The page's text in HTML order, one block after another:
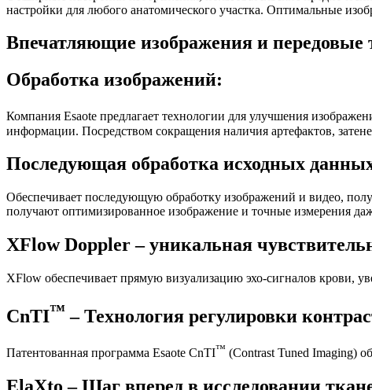
настройки для любого анатомического участка. Оптимальные
Впечатляющие изображения и передовые
Обработка изображений:
Компания Esaote предлагает технологии для улучшения
информации. Посредством сокращения наличия артефактов,
Последующая обработка исходных
Обеспечивает последующую обработку изображений и видео,
получают оптимизированное изображение и точные измерения
XFlow Doppler – уникальная
XFlow обеспечивает прямую визуализацию эхо-сигналов крови,
CnTI™ – Технология регулировки
Патентованная программа Esaote CnTI™ (Contrast Tuned Imaging)